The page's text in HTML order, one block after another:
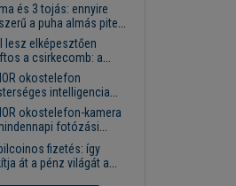
és 3 tojás: ennyire
a puha almás pite
lesz elképesztően
a csirkecomb: a
pác a titok
okostelefon
intelligencia
amelyek
az életet
okostelefon-kamera
fotózási
fizetés: így
át a pénz világát a